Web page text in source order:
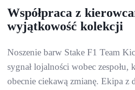
Współpraca z
wyjątkowość kolekcji
Noszenie barw Stake F1 Team
sygnał lojalności wobec zespołu,
obecnie ciekawą zmianę. Ekipa z